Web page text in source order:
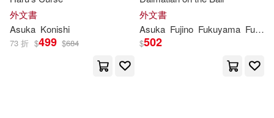
外文書
Asuka Konishi
73 折 $499 $684
外文書
Asuka Fujino Fukuyama Furukawa
$502